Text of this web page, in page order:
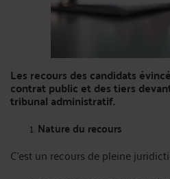
Les recours des candidats
contrat public et des tiers
tribunal administratif.
Nature du recours
C’est un recours de pleine